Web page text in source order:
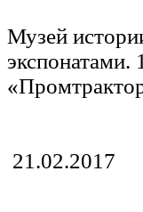
Музей
21.02.2017